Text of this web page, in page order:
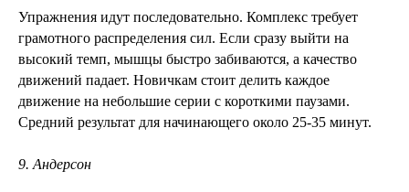
Упражнения идут последовательно. Комплекс требует
грамотного распределения сил. Если сразу выйти на
высокий темп, мышцы быстро забиваются, а качество
движений падает. Новичкам стоит делить каждое
движение на небольшие серии с короткими паузами.
Средний результат для начинающего около 25-35 минут.
9. Андерсон